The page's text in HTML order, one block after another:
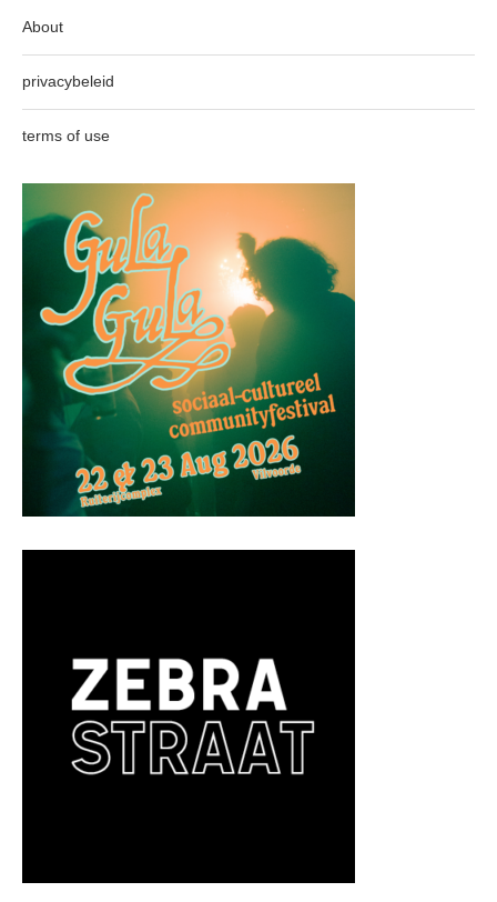
About
privacybeleid
terms of use